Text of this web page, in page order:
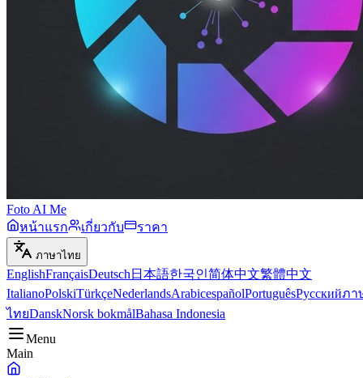
Foto AI Me
หน้าแรก
เกี่ยวกับ ราคา
ภาษาไทย
EnglishFrançaisDeutsch 日本語한국인简体中文繁體中文
ItalianoPolskiTürkçeNederlandsArabicespañolPortuguêsРусскийภา
ไทยDanskNorsk bokmålBahasa Indonesia
Menu
Main